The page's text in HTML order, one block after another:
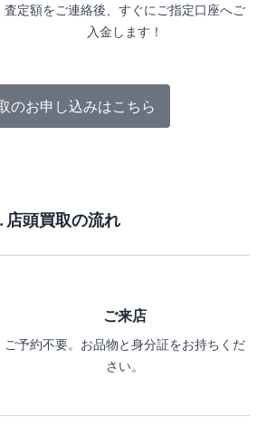
査定額をご連絡後、すぐにご指定口座へご
入金します！
のお申し込みはこちら
店頭買取の流れ
ご来店
ご予約不要。お品物と身分証をお持ちくだ
さい。